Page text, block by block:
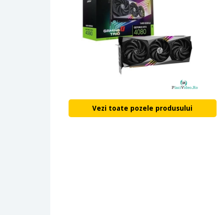
Vezi toate pozele produsului